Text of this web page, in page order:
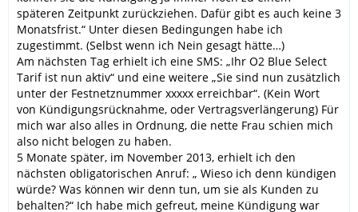
späteren Zeitpunkt zurückziehen. Dafür gibt es auch keine 3
Monatsfrist.“ Unter diesen Bedingungen habe ich
zugestimmt. (Selbst wenn ich Nein gesagt hätte…)
Am nächsten Tag erhielt ich eine SMS: „Ihr O2 Blue Select
Tarif ist nun aktiv“ und eine weitere „Sie sind nun zusätzlich
unter der Festnetznummer xxxxx erreichbar“. (Kein Wort
von Kündigungsrücknahme, oder Vertragsverlängerung) Für
mich war also alles in Ordnung, die nette Frau schien mich
also nicht belogen zu haben.
5 Monate später, im November 2013, erhielt ich den
nächsten obligatorischen Anruf: „ Wieso ich denn kündigen
würde? Was können wir denn tun, um sie als Kunden zu
behalten?“ Ich habe mich gefreut, meine Kündigung war